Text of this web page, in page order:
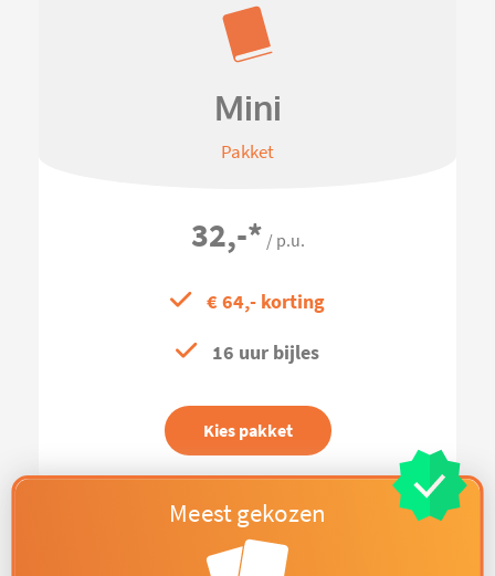
Mini
Pakket
32,-* / p.u.
€ 64,- korting
16 uur bijles
Kies pakket